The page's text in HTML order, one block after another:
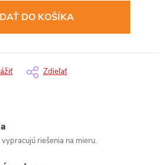
DO KOŠÍKA
Zdieľať
riešenia na mieru.